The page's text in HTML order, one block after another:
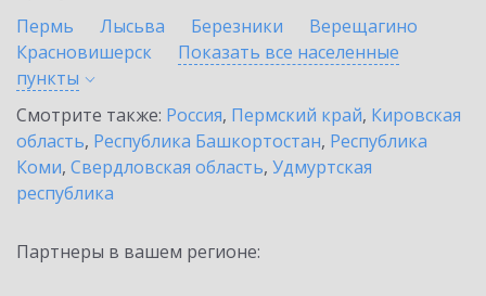
Пермь
Лысьва Березники
Верещагино
Красновишерск
Показать все населенные
пункты
Смотрите также: Россия, Пермский край, Кировская
область, Республика Башкортостан, Республика
Коми, Свердловская область, Удмуртская
республика
Партнеры в вашем регионе: